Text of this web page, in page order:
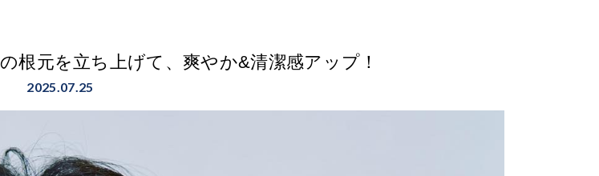
根元を立ち上げて、爽やか&清潔感アップ！
2025.07.25